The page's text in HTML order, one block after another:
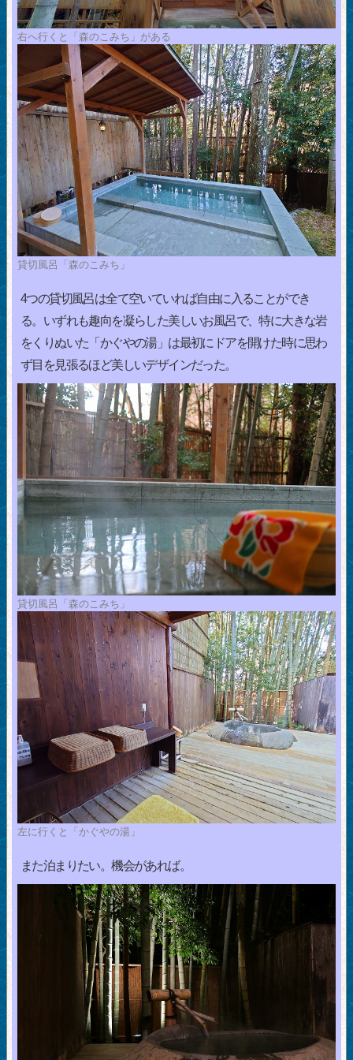
右へ行くと「森のこみち」がある
貸切風呂「森のこみち」
4つの貸切風呂は全て空いていれば自由に入ることができ
る。いずれも趣向を凝らした美しいお風呂で、特に大きな岩
をくりぬいた「かぐやの湯」は最初にドアを開けた時に思わ
ず目を見張るほど美しいデザインだった。
貸切風呂「森のこみち」
左に行くと「かぐやの湯」
また泊まりたい。機会があれば。